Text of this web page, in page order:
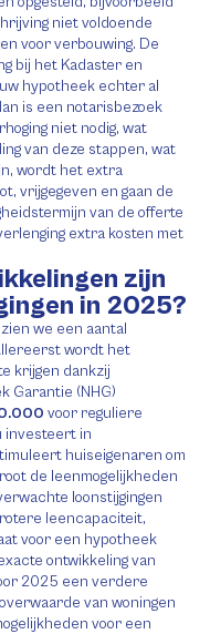
niet voldoende
voor verbouwing. De
bij het Kadaster en
hypotheek echter al
is een notarisbezoek
niet nodig, wat
van deze stappen, wat
wordt het extra
vrijgegeven en gaan de
van de offerte
extra kosten met
zijn
in 2025?
zien we een aantal
wordt het
krijgen dankzij
Garantie (NHG)
voor reguliere
investeert in
huiseigenaren om
de leenmogelijkheden
loonstijgingen
leencapaciteit,
voor een hypotheek
ontwikkeling van
2025 een verdere
van woningen
voor een